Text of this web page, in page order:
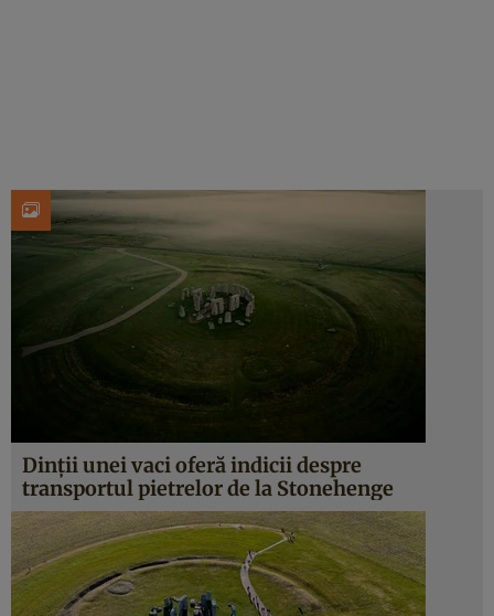
Dinții unei vaci oferă indicii despre
transportul pietrelor de la Stonehenge